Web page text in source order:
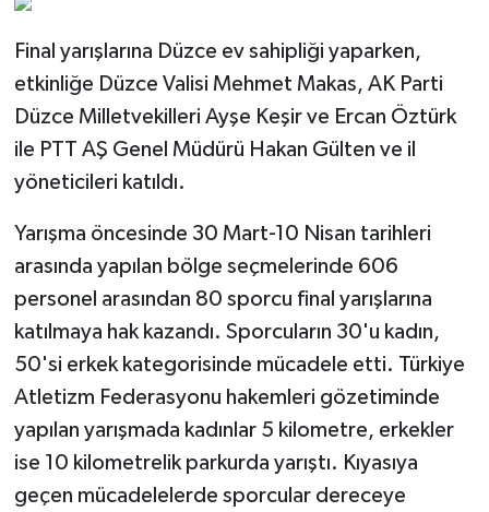
Final yarışlarına Düzce ev sahipliği yaparken,
etkinliğe Düzce Valisi Mehmet Makas, AK Parti
Düzce Milletvekilleri Ayşe Keşir ve Ercan Öztürk
ile PTT AŞ Genel Müdürü Hakan Gülten ve il
yöneticileri katıldı.
Yarışma öncesinde 30 Mart-10 Nisan tarihleri
arasında yapılan bölge seçmelerinde 606
personel arasından 80 sporcu final yarışlarına
katılmaya hak kazandı. Sporcuların 30'u kadın,
50'si erkek kategorisinde mücadele etti. Türkiye
Atletizm Federasyonu hakemleri gözetiminde
yapılan yarışmada kadınlar 5 kilometre, erkekler
ise 10 kilometrelik parkurda yarıştı. Kıyasıya
geçen mücadelelerde sporcular dereceye